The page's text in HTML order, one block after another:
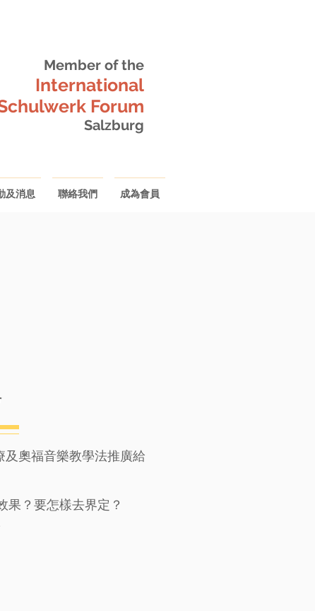
Member of the
International
Forum
Salzburg
及消息 聯絡我們 成為會員
奧福音樂教學法推廣給
果？要怎樣去界定？